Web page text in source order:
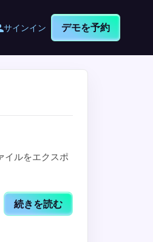
サインイン デモを予約
イルをエクスポ
続きを読む